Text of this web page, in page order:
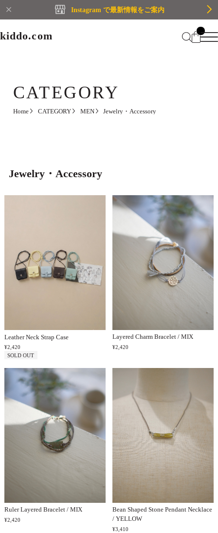
Instagram で最新情報をご案内
kiddo.com
kiddo.com
Category
Membership
Mypage
会員規約
CATEGORY
Home CATEGORY MEN Jewelry・Accessory
Jewelry・Accessory
Leather Neck Strap Case
¥2,420
SOLD OUT
Layered Charm Bracelet / MIX
¥2,420
Ruler Layered Bracelet / MIX
¥2,420
Bean Shaped Stone Pendant Necklace
/ YELLOW
¥3,410